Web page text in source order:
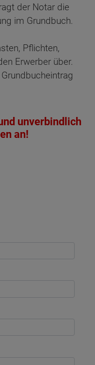
der Notar die
im Grundbuch.
Pflichten,
Erwerber über.
unverbindlich
an!